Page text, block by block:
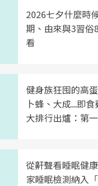
2026七夕什麼時
期、由來與3習俗
看
健身族狂囤的高
卜蜂、大成...即
大排行出爐：第
從鼾聲看睡眠健
家睡眠檢測納入